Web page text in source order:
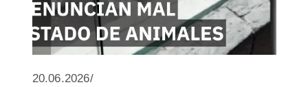
20.06.2026/